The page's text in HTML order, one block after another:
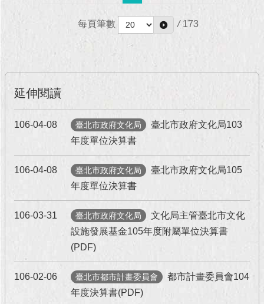
每頁筆數 / 173
延伸閱讀
106-04-08 臺北市政府文化局
臺北市政府文化局103
年度單位決算書
106-04-08 臺北市政府文化局
臺北市政府文化局105
年度單位決算書
106-03-31 臺北市政府文化局
文化局主管臺北市文化
設施發展基金105年度附屬單位決算書
(PDF)
106-02-06 臺北市都市計畫委員會
都市計畫委員會104
年度決算書(PDF)